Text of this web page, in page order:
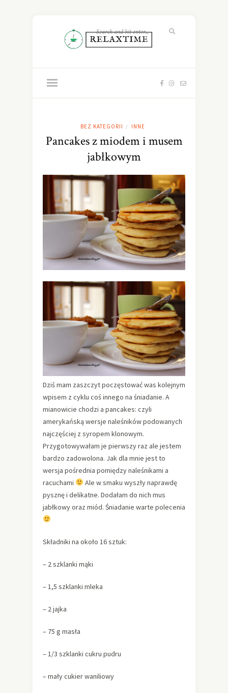
BEZ KATEGORII / INNE
Pancakes z miodem i musem
jabłkowym
Dziś mam zaszczyt poczęstować was kolejnym
wpisem z cyklu coś innego na śniadanie. A
mianowicie chodzi a pancakes: czyli
amerykańską wersje naleśników podowanych
najczęściej z syropem klonowym.
Przygotowywałam je pierwszy raz ale jestem
bardzo zadowolona. Jak dla mnie jest to
wersja pośrednia pomiędzy naleśnikami a
racuchami
Ale w smaku wyszły naprawdę
pysznę i delikatne. Dodałam do nich mus
jabłkowy oraz miód. Śniadanie warte polecenia
Składniki na około 16 sztuk:
– 2 szklanki mąki
– 1,5 szklanki mleka
– 2 jajka
– 75 g masła
– 1/3 szklanki cukru pudru
– mały cukier waniliowy